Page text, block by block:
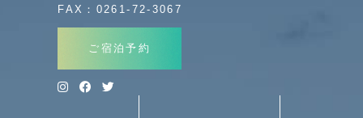
FAX：0261-72-3067
ご宿泊予約